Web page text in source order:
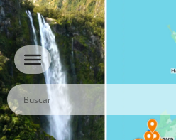
Ir
al
contenido